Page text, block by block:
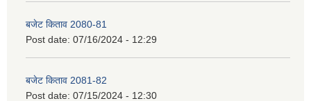
बजेट किताव 2080-81
Post date: 07/16/2024 - 12:29
बजेट किताव 2081-82
Post date: 07/15/2024 - 12:30